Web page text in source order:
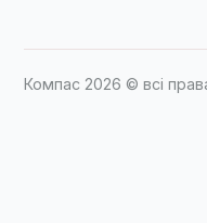
Компас 2026 © всі